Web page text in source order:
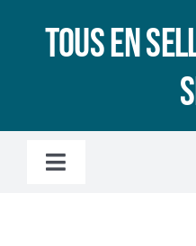
contenuTous en
Toggle